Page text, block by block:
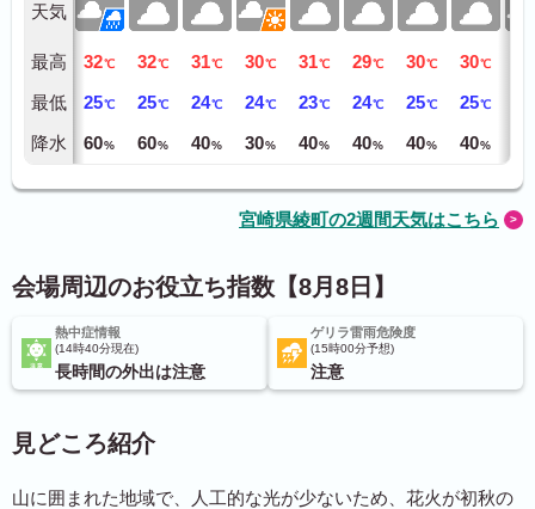
天気
最高
最低
降水
32℃
25℃
60%
32℃
25℃
60%
31℃
24℃
40%
30℃
24℃
30%
31℃
23℃
40%
29℃
24℃
40%
30℃
25℃
40%
30℃
25℃
40%
宮崎県綾町の2週間天気はこちら
会場周辺のお役立ち指数【8月8日】
熱中症情報
14時40分現在
長時間の外出は注意
ゲリラ雷雨危険度
15時00分予想
注意
見どころ紹介
山に囲まれた地域で、人工的な光が少ないため、花火が初秋の